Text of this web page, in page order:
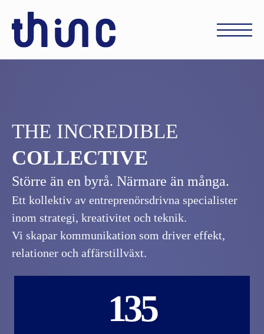
THE INCREDIBLE
COLLECTIVE
Större än en byrå. Närmare än många.
Ett kollektiv av entreprenörsdrivna specialister
inom strategi, kreativitet och teknik.
Vi skapar kommunikation som driver effekt,
relationer och affärstillväxt.
135